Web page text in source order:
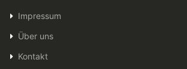
Impressum
Über uns
Kontakt